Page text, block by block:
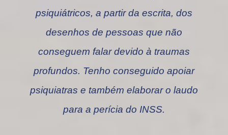
psiquiátricos, a partir da escrita, dos
desenhos de pessoas que não
conseguem falar devido à traumas
profundos. Tenho conseguido apoiar
psiquiatras e também elaborar o laudo
para a perícia do INSS.